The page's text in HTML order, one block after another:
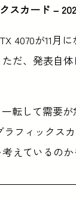
スカード –
4070が11月
だ、発表自
転して需要
フィックス
えているのか